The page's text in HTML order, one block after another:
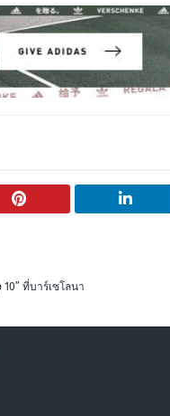
ที่บาร์เซโลนา